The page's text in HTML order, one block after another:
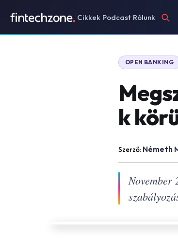
Cikkek Podcast Rólunk
OPEN BANKING
k
Szerző: Németh
November